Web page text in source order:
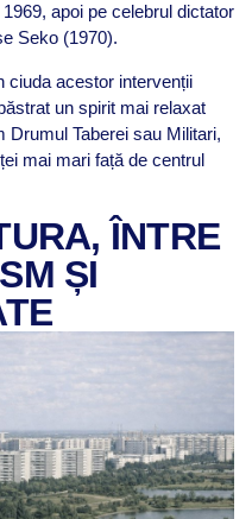
apoi pe celebrul dictator
Seko (1970).
ciuda acestor intervenții
un spirit mai relaxat
Drumul Taberei sau Militari,
mai mari față de centrul
ÎNTRE
ȘI